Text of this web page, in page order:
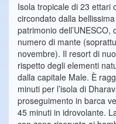
Isola tropicale di 23 ettari
circondato dalla
patrimonio
numero di mante
novembre). Il resort di
rispetto degli elementi
dalla capitale Male. È
minuti per l’isola di
proseguimento in barca
45 minuti in idrovolante.